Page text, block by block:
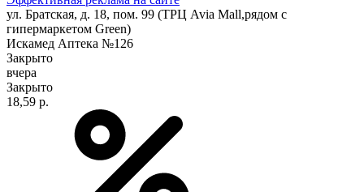
ул. Братская, д. 18, пом. 99 (ТРЦ Avia Mall,рядом с
гипермаркетом Green)
Искамед Аптека №126
Закрыто
вчера
Закрыто
18,59 р.